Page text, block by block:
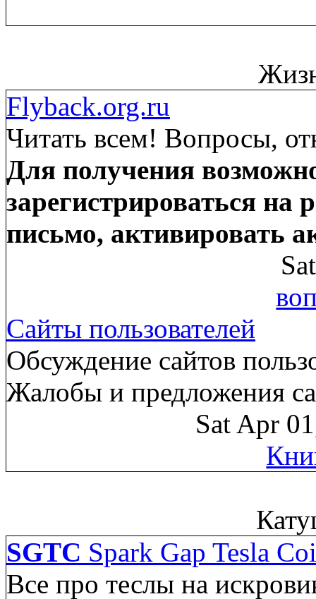
Flyback.org.ru
Читать всем! Вопросы,
Для получения
зарегистрироваться
письмо, активировать
Сайты пользователей
Обсуждение сайтов
Жалобы и предложения
Sat Apr
SGTC Spark Gap Tesla
Все про теслы на